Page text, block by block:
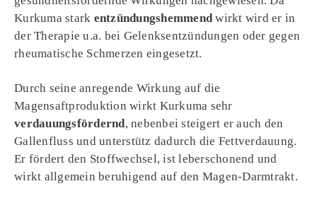
Kurkuma stark entzündungshemmendwirkt wird er in
der Therapie u.a. bei Gelenksentzündungen oder gegen
rheumatische Schmerzen eingesetzt.
Durch seine anregende Wirkung auf die
Magensaftproduktion wirkt Kurkuma sehr
verdauungsfördernd, nebenbei steigert er auch den
Gallenfluss und unterstütz dadurch die Fettverdauung.
Er fördert den Stoffwechsel, ist leberschonend und
wirkt allgemein beruhigend auf den Magen-Darmtrakt.